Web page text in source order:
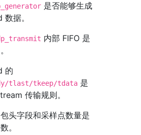
是否能够生成
据。
内部 FIFO 是
的
tlast/tkeep/tdata 是
传输规则。
头字段和采样点数量是
。